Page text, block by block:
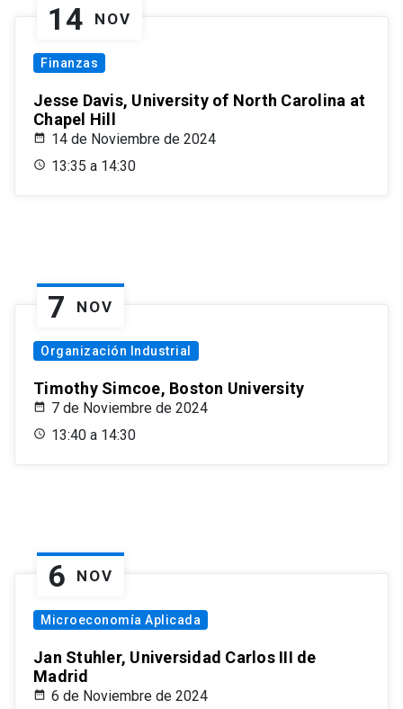
14 NOV
Finanzas
Jesse Davis, University of North Carolina at
Chapel Hill
14 de Noviembre de 2024
13:35 a 14:30
7 NOV
Organización Industrial
Timothy Simcoe, Boston University
7 de Noviembre de 2024
13:40 a 14:30
6 NOV
Microeconomía Aplicada
Jan Stuhler, Universidad Carlos III de
Madrid
6 de Noviembre de 2024